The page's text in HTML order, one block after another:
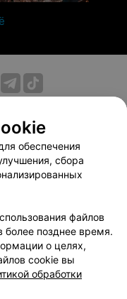
Способы оплаты
сервиса
relax.by
cookie
данных
обеспечения
сбора
файлов
более позднее время.
о целях,
cookie вы
обработки